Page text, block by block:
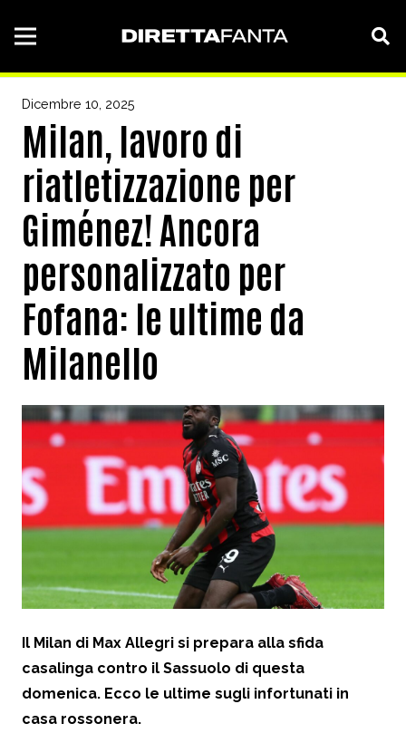
Dicembre 10, 2025
Milan, lavoro di
riatletizzazione per
Giménez! Ancora
personalizzato per
Fofana: le ultime da
Milanello
Il Milan di Max Allegri si prepara alla sfida
casalinga contro il Sassuolo di questa
domenica. Ecco le ultime sugli infortunati in
casa rossonera.